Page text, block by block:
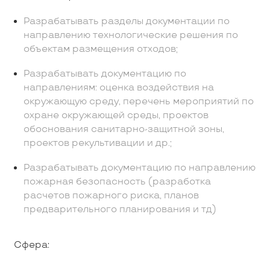
Разрабатывать разделы документации по
направлению технологические решения по
объектам размещения отходов;
Разрабатывать документацию по
направлениям: оценка воздействия на
окружающую среду, перечень мероприятий по
охране окружающей среды, проектов
обоснования санитарно-защитной зоны,
проектов рекультивации и др.;
Разрабатывать документацию по направлению
пожарная безопасность (разработка
расчетов пожарного риска, планов
предварительного планирования и тд)
Сфера: